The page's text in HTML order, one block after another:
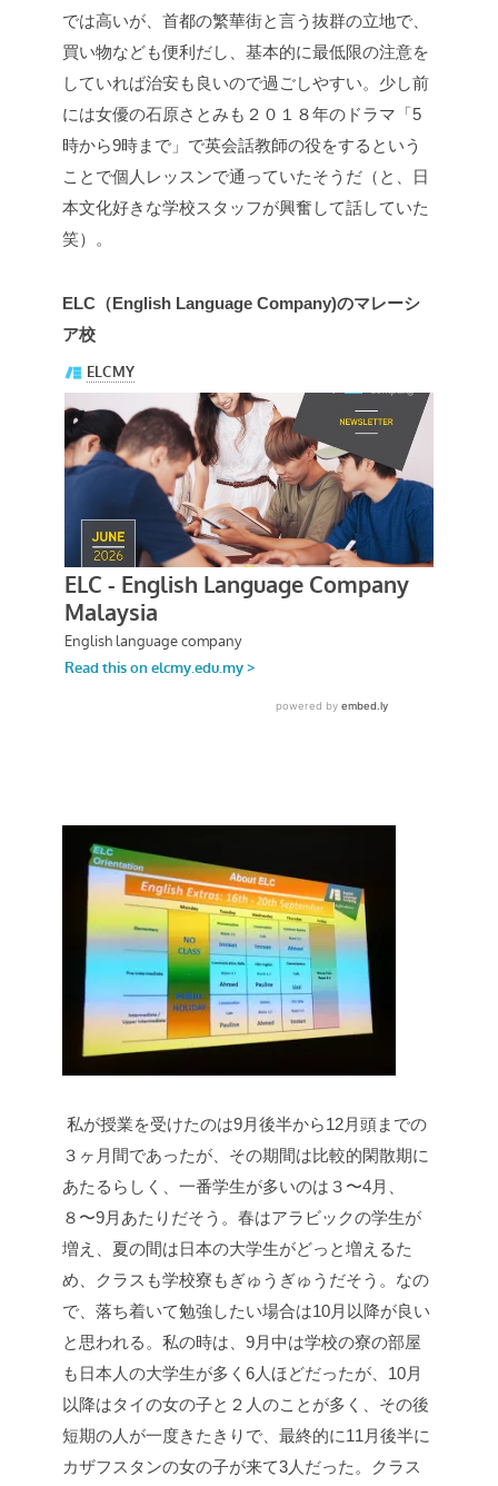
では高いが、首都の繁華街と言う抜群の立地で、
買い物なども便利だし、基本的に最低限の注意を
していれば治安も良いので過ごしやすい。少し前
には女優の石原さとみも２０１８年のドラマ「5
時から9時まで」で英会話教師の役をするという
ことで個人レッスンで通っていたそうだ（と、日
本文化好きな学校スタッフが興奮して話していた
笑）。
ELC（English Language Company)のマレーシ
ア校
私が授業を受けたのは9月後半から12月頭までの
３ヶ月間であったが、その期間は比較的閑散期に
あたるらしく、一番学生が多いのは３〜4月、
８〜9月あたりだそう。春はアラビックの学生が
増え、夏の間は日本の大学生がどっと増えるた
め、クラスも学校寮もぎゅうぎゅうだそう。なの
で、落ち着いて勉強したい場合は10月以降が良い
と思われる。私の時は、9月中は学校の寮の部屋
も日本人の大学生が多く6人ほどだったが、10月
以降はタイの女の子と２人のことが多く、その後
短期の人が一度きたきりで、最終的に11月後半に
カザフスタンの女の子が来て3人だった。クラス